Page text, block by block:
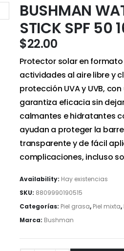
BUSHMAN
STICK SPF 50
$22.00
Protector solar en
actividades al aire libre y
protección UVA y UVB,
garantiza eficacia sin
calmantes e hidratantes
ayudan a proteger la
transparente y de fácil
complicaciones, incluso
Availability: Hay existencias
SKU: 8809990190515
Categorías: Piel grasa, Piel mixta,
Marca: Bushman